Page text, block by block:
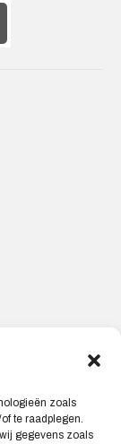
zoals
te raadplegen.
gegevens zoals